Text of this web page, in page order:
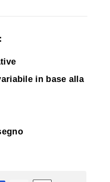
in base alla